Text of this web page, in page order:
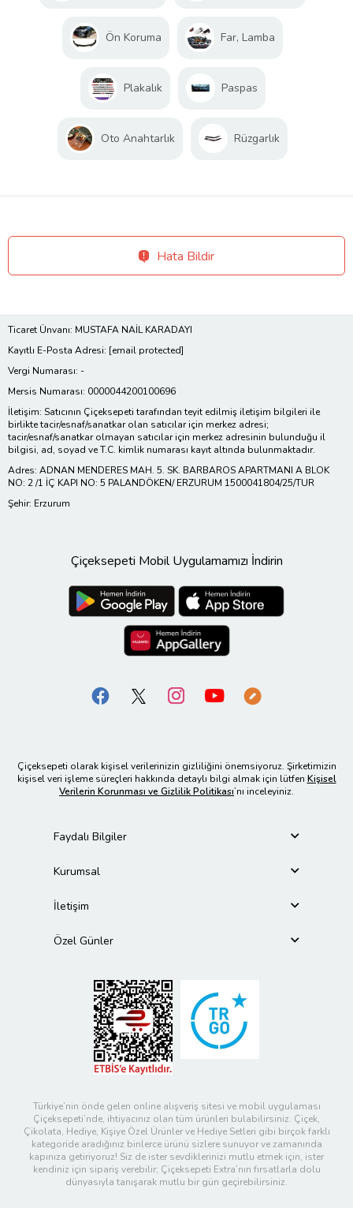
Ön Koruma Far, Lamba
Plakalık Paspas
Oto Anahtarlık Rüzgarlık
Hata Bildir
Ticaret Ünvanı: MUSTAFA NAİL KARADAYI
Kayıtlı E-Posta Adresi: [email protected]
Vergi Numarası: -
Mersis Numarası: 0000044200100696
İletişim: Satıcının Çiçeksepeti tarafından teyit edilmiş iletişim bilgileri ile
birlikte tacir/esnaf/sanatkar olan satıcılar için merkez adresi;
tacir/esnaf/sanatkar olmayan satıcılar için merkez adresinin bulunduğu il
bilgisi, ad, soyad ve T.C. kimlik numarası kayıt altında bulunmaktadır.
Adres: ADNAN MENDERES MAH. 5. SK. BARBAROS APARTMANI A BLOK
NO: 2 /1 İÇ KAPI NO: 5 PALANDÖKEN/ ERZURUM 1500041804/25/TUR
Şehir: Erzurum
Çiçeksepeti Mobil Uygulamamızı İndirin
Çiçeksepeti olarak kişisel verilerinizin gizliliğini önemsiyoruz. Şirketimizin
kişisel veri işleme süreçleri hakkında detaylı bilgi almak için lütfen Kişisel
Verilerin Korunması ve Gizlilik Politikası’nı inceleyiniz.
Faydalı Bilgiler
Kurumsal
İletişim
Özel Günler
Türkiye’nin önde gelen online alışveriş sitesi ve mobil uygulaması
Çiçeksepeti’nde, ihtiyacınız olan tüm ürünleri bulabilirsiniz. Çiçek,
Çikolata, Hediye, Kişiye Özel Ürünler ve Hediye Setleri gibi birçok farklı
kategoride aradığınız binlerce ürünü sizlere sunuyor ve zamanında
kapınıza getiriyoruz! Siz de ister sevdiklerinizi mutlu etmek için, ister
kendiniz için sipariş verebilir; Çiçeksepeti Extra’nın fırsatlarla dolu
dünyasıyla tanışarak mutlu bir gün geçirebilirsiniz.